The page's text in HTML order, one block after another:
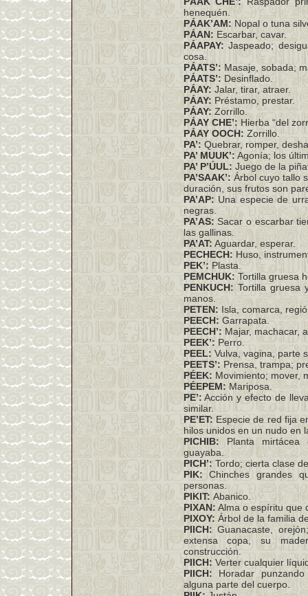
henequén.
PÁAK’AM:Nopal o tuna
PÁAN: Escarbar, cavar.
PÁAPAY:Jaspeado;
cosa.
PÁATS’:Masaje, sobada;
PÁATS’:Desinflado.
PÁAY:Jalar, tirar, atraer.
PÁAY: Préstamo, prestar.
PÁAY:Zorrillo.
PÁAY CHE’:Hierba “del
PÁAY OOCH: Zorrillo.
PA’:Quebrar, romper,
PA’ MUUK’:Agonía; los
PA’ P’ÚUL: Juego de la
PA’SAAK’: Árbol cuyo tallo
duración, sus frutos son
PA’AP: Una especie de
negras.
PA’AS:Sacar o escarbar
las gallinas.
PA’AT: Aguardar, esperar.
PECHECH:Huso,
PEK’: Plasta.
PEMCHUK:Tortilla gruesa
PENKUCH:Tortilla gruesa
manos.
PETEN:Isla, comarca,
PEECH:Garrapata.
PEECH’: Majar, machacar,
PEEK’:Perro.
PEEL: Vulva, vagina, parte
PEETS’: Prensa, trampa;
PÉEK: Movimiento; mover,
PÉEPEM:Mariposa.
PE’: Acción y efecto de
similar.
PE’ET:Especie de red fija
hilos unidos en un nudo en
PICHIB:Planta mirtácea
guayaba.
PICH’:Tordo; cierta clase
PIK:Chinches grandes
personas.
PIKIT: Abanico.
PIXAN: Alma o espíritu que
PIXOY: Árbol de la familia
PIICH:Guanacaste,
extensa copa, su
construcción.
PIICH:Verter cualquier
PIICH:Horadar
alguna parte del cuerpo.